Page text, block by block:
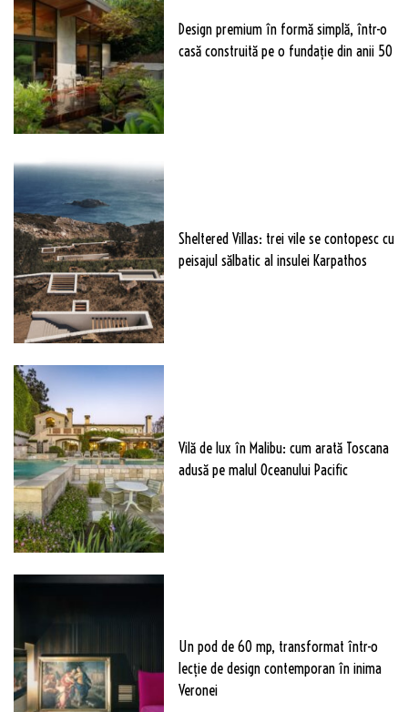
Design premium în formă simplă, într-o
casă construită pe o fundație din anii 50
Sheltered Villas: trei vile se contopesc cu
peisajul sălbatic al insulei Karpathos
Vilă de lux în Malibu: cum arată Toscana
adusă pe malul Oceanului Pacific
Un pod de 60 mp, transformat într-o
lecție de design contemporan în inima
Veronei